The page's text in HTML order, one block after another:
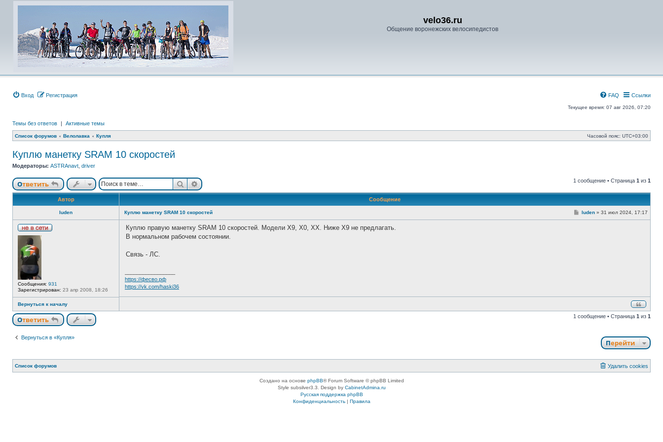
velo36.ru
Общение воронежских велосипедистов
Вход Регистрация Ссылки
FAQ
Текущее время: 07 авг 2026, 07:20
Темы без ответов | Активные темы
Список форумов Велолавка Купля Часовой пояс: UTC+03:00
Куплю манетку SRAM 10 скоростей
Модераторы: ASTRAnavt driver
Ответить ПоискРасширенный поиск 1 сообщение • Страница 1 из 1
Автор Сообщение
luden
Сообщения: 931
Зарегистрирован: 23 апр 2008, 18:26
Куплю манетку SRAM 10 скоростей
Сluden » 31 июл 2024, 17:17
Куплю правую манетку SRAM 10 скоростей. Модели X9, X0, XX. Ниже X9 не предлагать.
В нормальном рабочем состоянии.
Связь - ЛС.
https://фесво.рф
https://vk.com/haski36
Вернуться к началу
Ответить 1 сообщение • Страница 1 из 1
Вернуться в «Купля»
Перейти
Список форумов Удалить cookies
Создано на основе phpBB® Forum Software © phpBB Limited
Style subsilver3.3. Design by CabinetAdmina.ru
Русская поддержка phpBB
Конфиденциальность| Правила